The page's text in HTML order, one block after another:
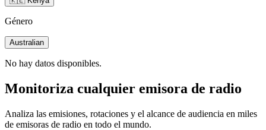
Género
Australian
No hay datos disponibles.
Monitoriza cualquier emisora de radio
Analiza las emisiones, rotaciones y el alcance de audiencia en miles
de emisoras de radio en todo el mundo.